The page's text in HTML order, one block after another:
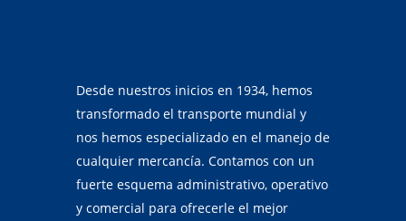
Desde nuestros inicios en 1934, hemos
transformado el transporte mundial y
nos hemos especializado en el manejo de
cualquier mercancía. Contamos con un
fuerte esquema administrativo, operativo
y comercial para ofrecerle el mejor